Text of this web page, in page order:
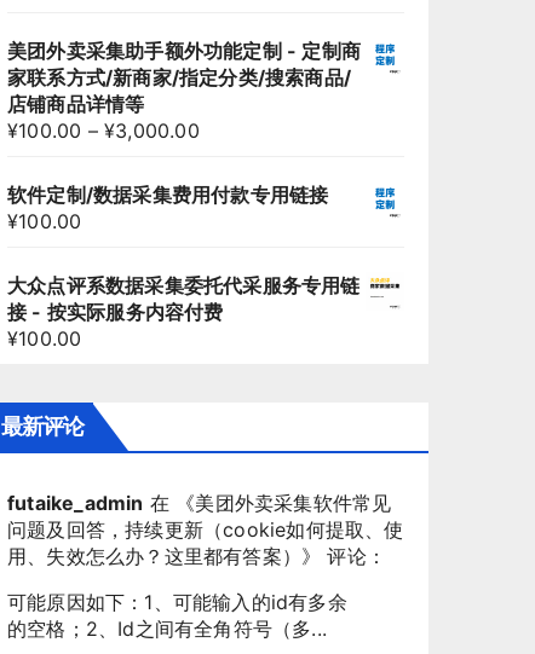
美团外卖采集助手额外功能定制 - 定制商
家联系方式/新商家/指定分类/搜索商品/
店铺商品详情等
¥100.00 –¥3,000.00
软件定制/数据采集费用付款专用链接
¥100.00
大众点评系数据采集委托代采服务专用链
接 - 按实际服务内容付费
¥100.00
最新评论
futaike_admin 在 《美团外卖采集软件常见
问题及回答，持续更新（cookie如何提取、使
用、失效怎么办？这里都有答案） 》 评论：
可能原因如下：1、可能输入的id有多余
的空格；2、Id之间有全角符号（多...